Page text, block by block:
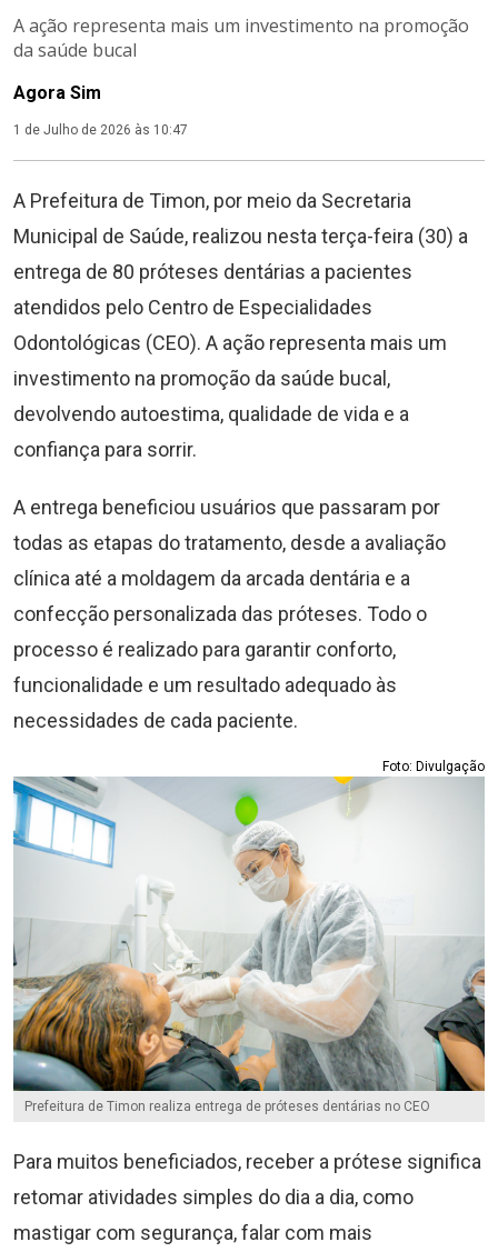
A ação representa mais um investimento na promoção
da saúde bucal
Agora Sim
1 de Julho de 2026 às 10:47
A Prefeitura de Timon, por meio da Secretaria
Municipal de Saúde, realizou nesta terça-feira (30) a
entrega de 80 próteses dentárias a pacientes
atendidos pelo Centro de Especialidades
Odontológicas (CEO). A ação representa mais um
investimento na promoção da saúde bucal,
devolvendo autoestima, qualidade de vida e a
confiança para sorrir.
A entrega beneficiou usuários que passaram por
todas as etapas do tratamento, desde a avaliação
clínica até a moldagem da arcada dentária e a
confecção personalizada das próteses. Todo o
processo é realizado para garantir conforto,
funcionalidade e um resultado adequado às
necessidades de cada paciente.
Foto: Divulgação
Prefeitura de Timon realiza entrega de próteses dentárias no CEO
Para muitos beneficiados, receber a prótese significa
retomar atividades simples do dia a dia, como
mastigar com segurança, falar com mais